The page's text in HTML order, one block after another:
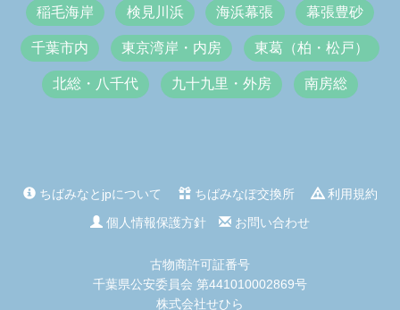
稲毛海岸 検見川浜 海浜幕張 幕張豊砂
千葉市内 東京湾岸・内房 東葛（柏・松戸）
北総・八千代 九十九里・外房 南房総
ちばみなとjpについて ちばみなぽ交換所
利用規約
個人情報保護方針
お問い合わせ
古物商許可証番号
千葉県公安委員会 第441010002869号
株式会社せひら